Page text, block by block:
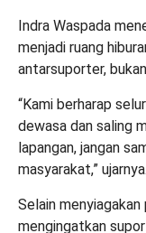
Indra Waspada
menjadi ruang
antarsuporter,
“Kami berharap
dewasa dan saling
lapangan, jangan
masyarakat,” ujarnya.
Selain
mengingatkan